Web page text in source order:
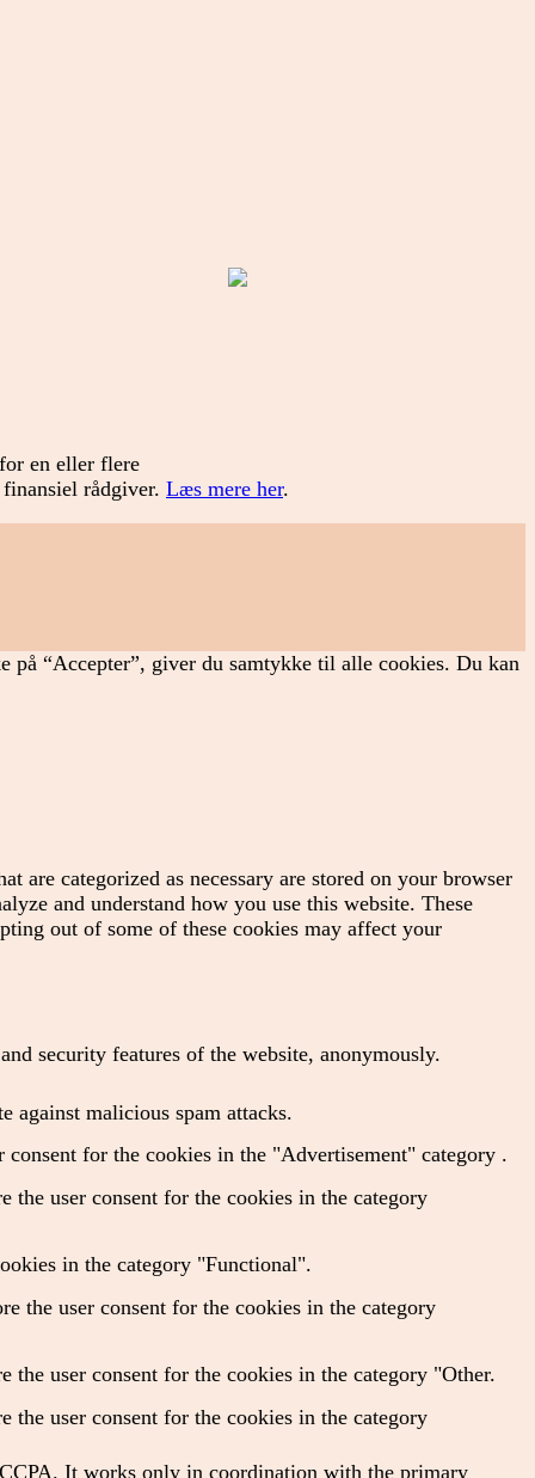
en eller flere
rådgiver. Læs mere her.
på “Accepter”, giver du samtykke til alle cookies. Du kan
are categorized as necessary are stored on your browser
and understand how you use this website. These
out of some of these cookies may affect your
security features of the website, anonymously.
against malicious spam attacks.
for the cookies in the "Advertisement" category .
the user consent for the cookies in the category
in the category "Functional".
the user consent for the cookies in the category
user consent for the cookies in the category "Other.
the user consent for the cookies in the category
It works only in coordination with the primary